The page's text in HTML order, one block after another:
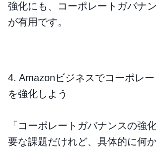
強化にも、コーポレートガバナ
が有用です。
4. Amazonビジネスでコーポレ
を強化しよう
「コーポレートガバナンスの強
要な課題だけれど、具体的に何